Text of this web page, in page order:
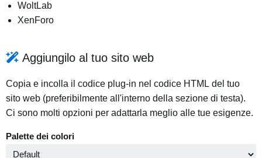
WoltLab
XenForo
Aggiungilo al tuo sito web
Copia e incolla il codice plug-in nel codice HTML del tuo
sito web (preferibilmente all'interno della sezione di testa).
Ci sono molti opzioni per adattarla meglio alle tue esigenze.
Palette dei colori